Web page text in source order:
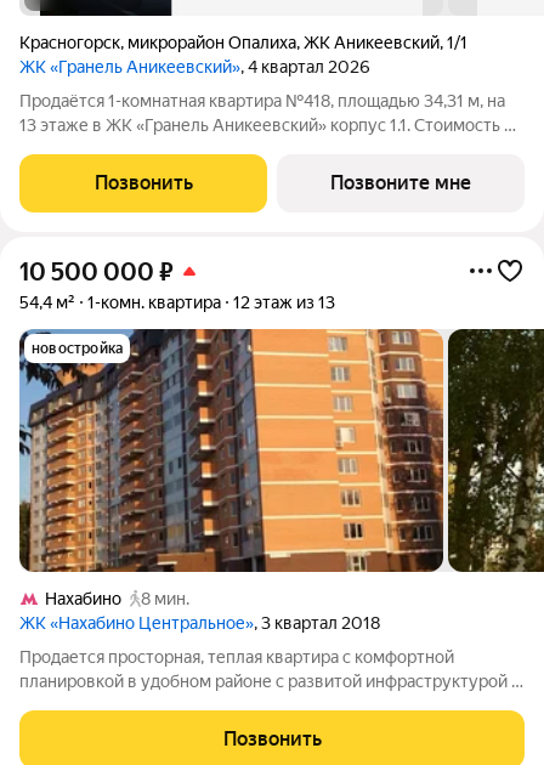
Красногорск, микрорайон Опалиха,ЖК Аникеевский,1/1
ЖК «Гранель Аникеевский», 4 квартал 2026
Продаётся 1-комнатная квартира №418, площадью 34,31 м, на
13 этаже в ЖК «Гранель Аникеевский» корпус 1.1. Стоимость от
односторонняя, окна на улицу. Проект расположился в
экологически чистом районе
Позвонить Позвоните мне
10 500 000 ₽
54,4 м² 1-комн. квартира 12 этаж из 13
новостройка
Нахабино
8 мин.
ЖК «Нахабино Центральное», 3 квартал 2018
Продается просторная, теплая квартира с комфортной
планировкой в удобном районе с развитой инфраструктурой и
квартира общей площадью 54.4 кв.м. Планировка: кухня 11,2
кв.м., комната 21,5 кв.м.,
Позвонить